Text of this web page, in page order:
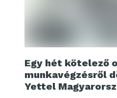
Egy hét kötelező
munkavégzésről
Yettel